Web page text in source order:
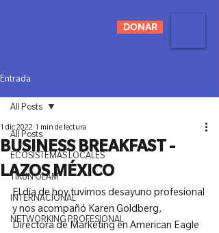
DONAR
Entrada
All Posts
ECOSISTEMAS LOCALES
TIKUN OLAM
INTERNACIONAL
NETWORKING PROFESIONAL
All Posts
BUSINESS BREAKFAST -
LAZOS MÉXICO
1 dic 2022 1 min de lectura
El día de hoy tuvimos desayuno profesional
y nos acompañó Karen Goldberg,
Directora de Marketing en American Eagle